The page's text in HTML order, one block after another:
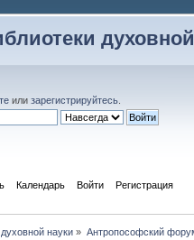
илизарегистрируйтесь
Календарь Войти Регистрация
науки » Антропософский